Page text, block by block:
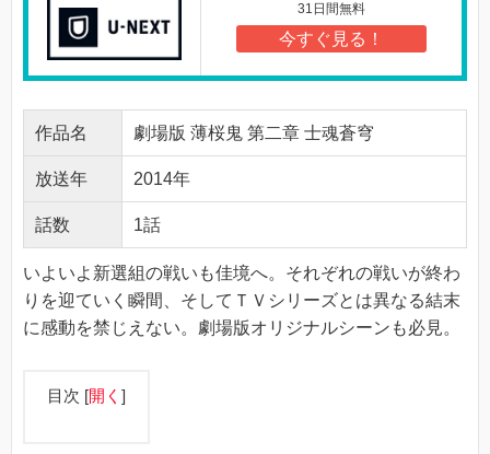
31日間無料
今すぐ見る！
作品名 劇場版 薄桜鬼 第二章 士魂蒼穹
放送年 2014年
話数 1話
いよいよ新選組の戦いも佳境へ。それぞれの戦いが終わ
りを迎ていく瞬間、そしてＴＶシリーズとは異なる結末
に感動を禁じえない。劇場版オリジナルシーンも必見。
目次 [開く ]